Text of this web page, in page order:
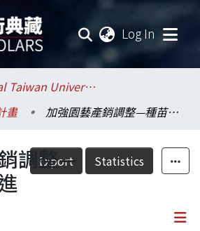
Log In
.National Taiwan University / 國立臺灣大學
畫
加強園藝產銷調整—種苗產銷改進
Export Statistics
調整—